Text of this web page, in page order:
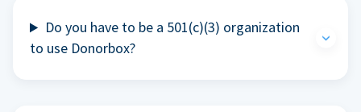
Do you have to be a 501(c)(3) organization
to use Donorbox?